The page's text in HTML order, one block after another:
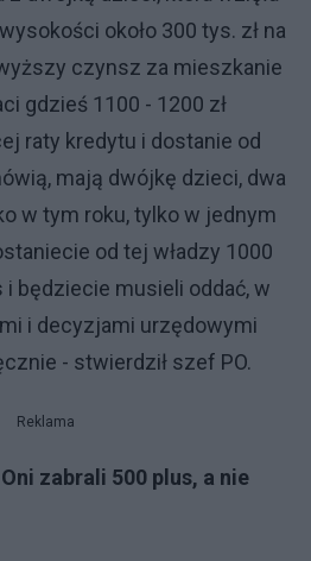
około 300 tys. zł na
czynsz za mieszkanie
gdzieś 1100 - 1200 zł
raty kredytu i dostanie od
mają dwójkę dzieci, dwa
w tym roku, tylko w jednym
od tej władzy 1000
i będziecie musieli oddać, w
i decyzjami urzędowymi
- stwierdził szef PO.
Reklama
zabrali 500 plus, a nie